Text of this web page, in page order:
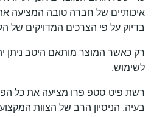
איכותיים של חברה טובה המציעה
בדיוק על פי הצרכים המדויקים של
רק כאשר המוצר מותאם היטב ניתן
לשימוש.
רשת פיט סטפ פרו מציעה את כל
בעיה. הניסיון הרב של הצוות